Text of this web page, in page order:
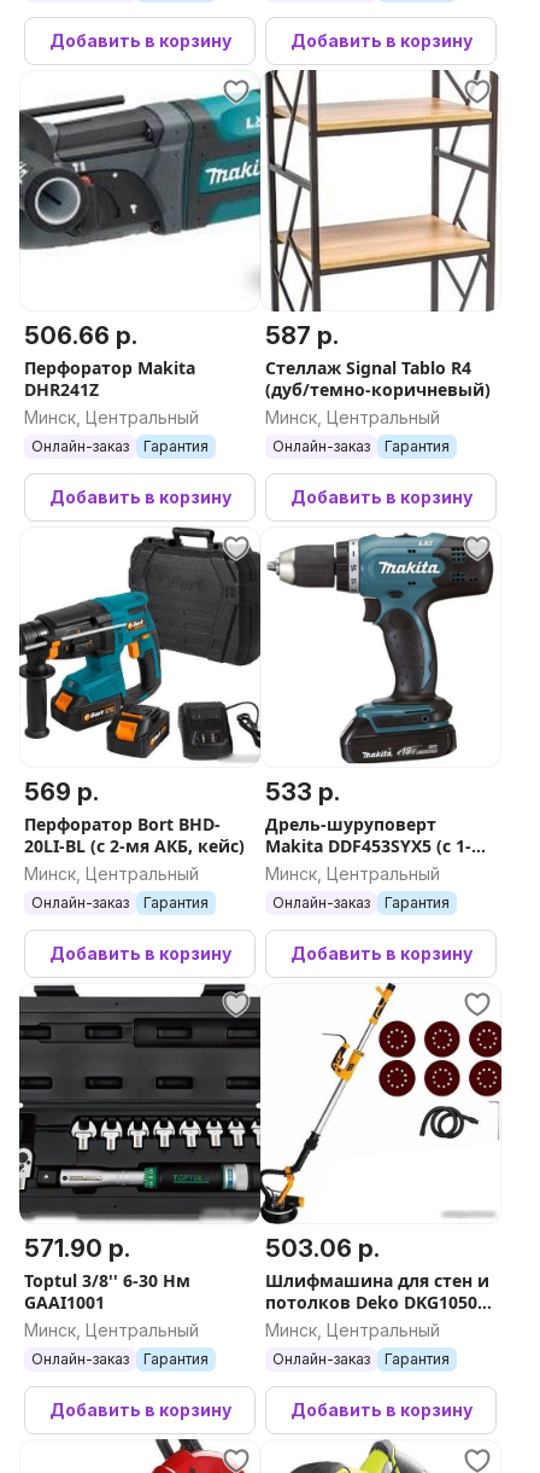
Диаметр патрона
Диаметр шурупа
10 мм
Диаметр сверления в кирпичной кладке
Диаметр сверления в дереве
80 мм
Диаметр сверления в стали
13 мм
Вес нетто
1,37 кг
Тип посадки аккумулятора
Слайдер
есть
Патрон
Быстрозажимной патрон
есть
Функциональные возможности
Регулировка оборотов
есть
Реверс
есть
Подсветка
есть
Упаковка
Упаковка
кейс
Добавить в корзину Добавить в корзину
506.66 р.
Перфоратор Makita
DHR241Z
Минск, Центральный
Онлайн-заказ Гарантия
Добавить в корзину
587 р.
Стеллаж Signal Tablo R4
(дуб/темно-коричневый)
Минск, Центральный
Онлайн-заказ Гарантия
Добавить в корзину
569 р.
Перфоратор Bort BHD-
20LI-BL (с 2-мя АКБ, кейс)
Минск, Центральный
Онлайн-заказ Гарантия
Добавить в корзину
533 р.
Дрель-шуруповерт
Makita DDF453SYX5 (с 1-
им АКБ)
Минск, Центральный
Онлайн-заказ Гарантия
Добавить в корзину
571.90 р.
Toptul 3/8'' 6-30 Нм
GAAI1001
Минск, Центральный
Онлайн-заказ Гарантия
Добавить в корзину
503.06 р.
Шлифмашина для стен и
потолков Deko DKG1050
063-2208
Минск, Центральный
Онлайн-заказ Гарантия
Добавить в корзину